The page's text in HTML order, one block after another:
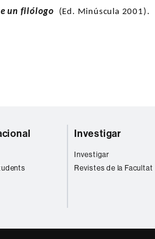
un filólogo (Ed. Minúscula 2001).
Investigar
Investigar
Revistes de la Facultat